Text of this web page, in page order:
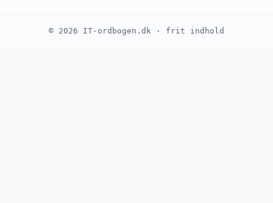
© 2026 IT-ordbogen.dk · frit indhold